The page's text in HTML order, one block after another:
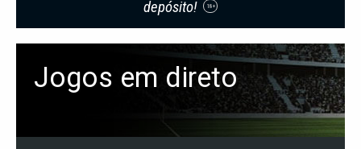
depósito!
18+
Jogos em direto